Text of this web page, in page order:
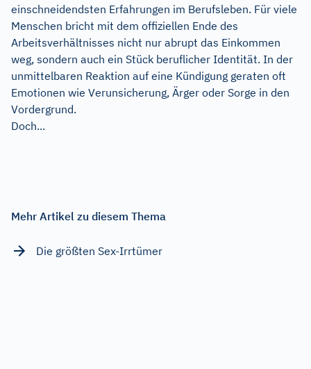
einschneidendsten Erfahrungen im Berufsleben. Für viele
Menschen bricht mit dem offiziellen Ende des
Arbeitsverhältnisses nicht nur abrupt das Einkommen
weg, sondern auch ein Stück beruflicher Identität. In der
unmittelbaren Reaktion auf eine Kündigung geraten oft
Emotionen wie Verunsicherung, Ärger oder Sorge in den
Vordergrund.
Doch...
Mehr Artikel zu diesem Thema
Die größten Sex-Irrtümer